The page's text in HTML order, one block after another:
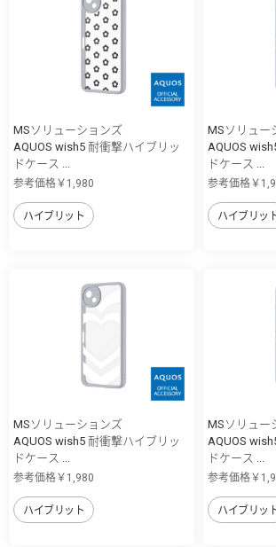
MSソリューションズ
AQUOS wish5 耐衝撃ハイブリッ
ドケース ...
参考価格￥1,980
ハイブリット
MSソリュー
AQUOS
ドケース ...
参考価格￥
ハイブリッ
MSソリューションズ
AQUOS wish5 耐衝撃ハイブリッ
ドケース ...
参考価格￥1,980
ハイブリット
MSソリュー
AQUOS
ドケース ...
参考価格￥
ハイブリッ